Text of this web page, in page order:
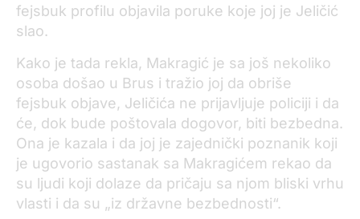
fejsbuk profilu objavila poruke koje joj je Jeličić
slao.
Kako je tada rekla, Makragić je sa još nekoliko
osoba došao u Brus i tražio joj da obriše
fejsbuk objave, Jeličića ne prijavljuje policiji i da
će, dok bude poštovala dogovor, biti bezbedna.
Ona je kazala i da joj je zajednički poznanik koji
je ugovorio sastanak sa Makragićem rekao da
su ljudi koji dolaze da pričaju sa njom bliski vrhu
vlasti i da su „iz državne bezbednosti“.